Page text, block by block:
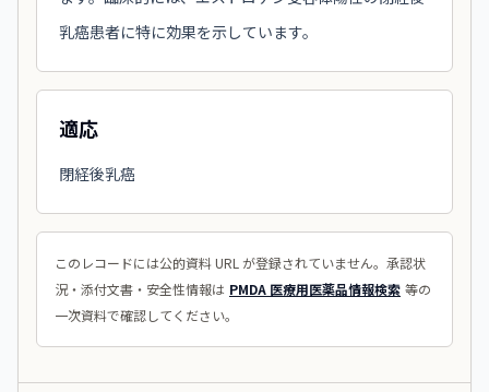
乳癌患者に特に効果を示しています。
適応
閉経後乳癌
このレコードには公的資料 URL が登録されていません。承認状
況・添付文書・安全性情報は PMDA 医療用医薬品情報検索 等の
一次資料で確認してください。